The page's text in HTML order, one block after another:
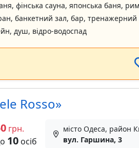
фінська сауна, японська баня,
банкетний зал, бар, тренажерний
душ, відро-водоспад
Rosso»
грн.
10осіб
місто Одеса, район
вул. Гаршина, 3